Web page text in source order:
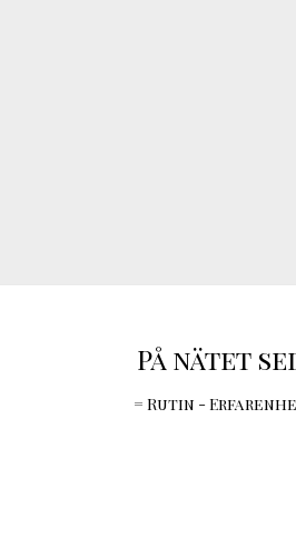
På nätet
= Rutin -